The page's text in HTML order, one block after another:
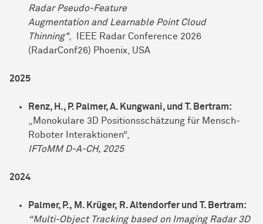
Radar Pseudo-Feature
Augmentation and Learnable Point Cloud
Thinning", IEEE Radar Conference 2026
(RadarConf26) Phoenix, USA
2025
Renz, H., P. Palmer, A. Kungwani, und T. Bertram:
„Monokulare 3D Positionsschätzung für Mensch-
Roboter Interaktionen“,
IFToMM D-A-CH, 2025
2024
Palmer, P., M. Krüger, R. Altendorfer und T. Bertram:
“Multi-Object Tracking based on Imaging Radar 3D